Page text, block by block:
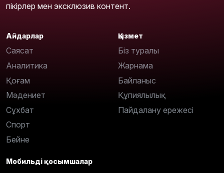
пікірлер мен эксклюзив контент.
Айдарлар
Саясат
Аналитика
Қоғам
Мәдениет
Сұхбат
Спорт
Бейне
Қызмет
Біз туралы
Жарнама
Байланыс
Құпиялылық
Пайдалану ережесі
Мобильді қосымшалар